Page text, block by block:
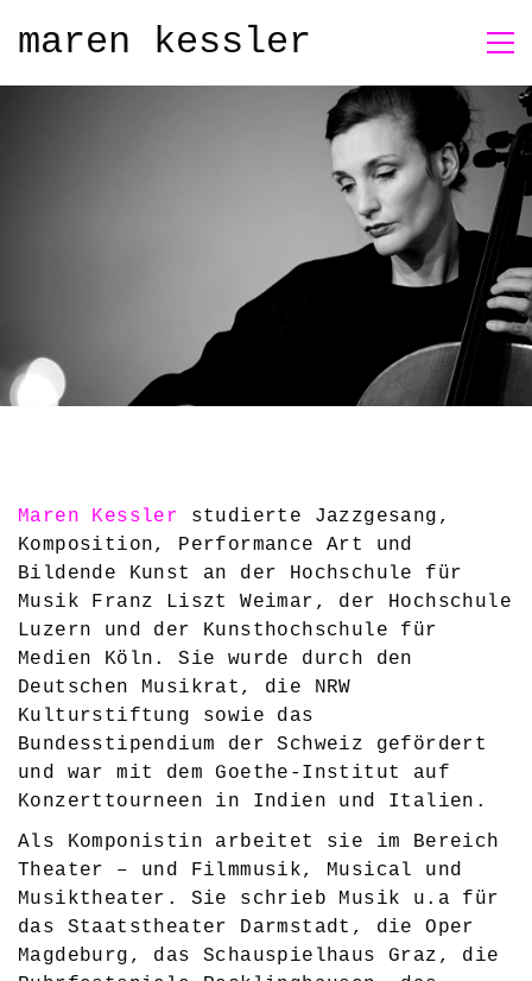
maren kessler
Maren Kessler studierte Jazzgesang,
Komposition, Performance Art und
Bildende Kunst an der Hochschule für
Musik Franz Liszt Weimar, der Hochschule
Luzern und der Kunsthochschule für
Medien Köln. Sie wurde durch den
Deutschen Musikrat, die NRW
Kulturstiftung sowie das
Bundesstipendium der Schweiz gefördert
und war mit dem Goethe-Institut auf
Konzerttourneen in Indien und Italien.
Als Komponistin arbeitet sie im Bereich
Theater – und Filmmusik, Musical und
Musiktheater. Sie schrieb Musik u.a für
das Staatstheater Darmstadt, die Oper
Magdeburg, das Schauspielhaus Graz, die